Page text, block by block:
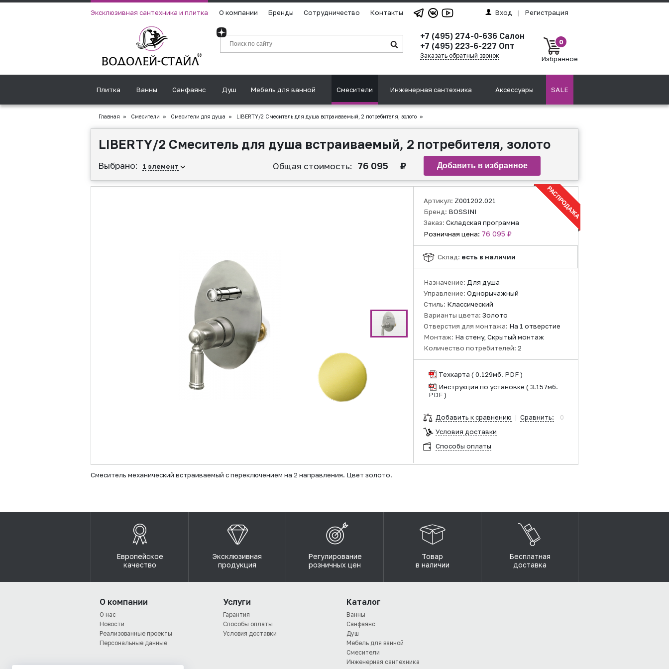
Эксклюзивная сантехника и плитка О компании Бренды Сотрудничество Контакты Вход | Регистрация
+7 (495) 274-0-636 Салон
+7 (495) 223-6-227 Опт
Заказать обратный звонок
0
Избранное
Плитка Ванны Санфаянс Душ Мебель для ванной Смесители Инженерная сантехника Аксессуары SALE
Главная » Смесители » Смесители для душа » LIBERTY/2 Смеситель для душа встраиваемый, 2 потребителя, золото »
LIBERTY/2 Смеситель для душа встраиваемый, 2 потребителя, золото
Выбрано: 1 элемент Общая стоимость: 76 095 ₽
Артикул: Z001202.021
Бренд: BOSSINI
Заказ: Складская программа
Розничная цена: 76 095 ₽
Склад: есть в наличии
Назначение: Для душа
Управление: Однорычажный
Стиль: Классический
Варианты цвета: Золото
Отверстия для монтажа: На 1 отверстие
Монтаж: На стену, Скрытый монтаж
Количество потребителей: 2
Техкарта ( 0.129мб. PDF )
Инструкция по установке ( 3.157мб.
PDF )
Добавить к сравнению | Сравнить:
0
Условия доставки
Способы оплаты
Смеситель механический встраиваемый с переключением на 2 направления. Цвет золото.
Европейское
качество
Эксклюзивная
продукция
Регулирование
розничных цен
Товар
в наличии
Бесплатная
доставка
О компании
О нас
Новости
Реализованные проекты
Персональные данные
Услуги
Гарантия
Способы оплаты
Условия доставки
Каталог
Ванны
Санфаянс
Душ
Мебель для ванной
Смесители
Инженерная сантехника